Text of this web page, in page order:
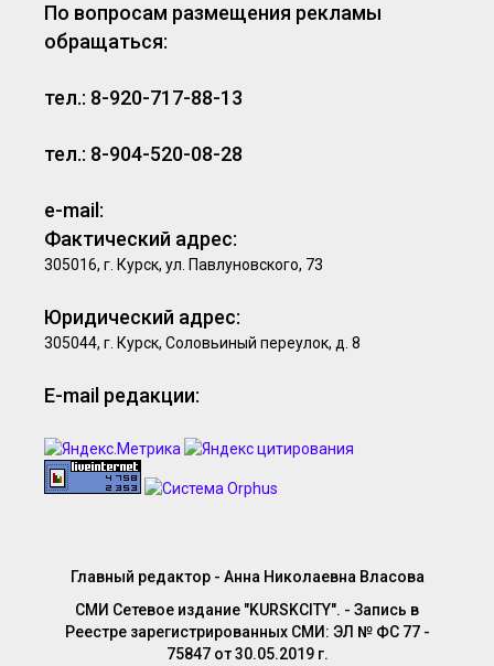
По вопросам размещения рекламы
обращаться:
тел.: 8-920-717-88-13
тел.: 8-904-520-08-28
e-mail:
Фактический адрес:
305016, г. Курск, ул. Павлуновского, 73
Юридический адрес:
305044, г. Курск, Соловьиный переулок, д. 8
E-mail редакции:
Главный редактор - Анна Николаевна Власова
СМИ Сетевое издание "KURSKCITY". - Запись в
Реестре зарегистрированных СМИ: ЭЛ № ФС 77 -
75847 от 30.05.2019 г.